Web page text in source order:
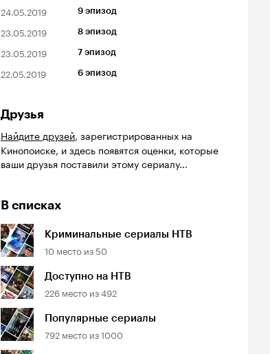
24.05.2019 9 эпизод
23.05.2019 8 эпизод
23.05.2019 7 эпизод
22.05.2019 6 эпизод
Друзья
Найдите друзей, зарегистрированных на
Кинопоиске, и здесь появятся оценки, которые
ваши друзья поставили этому сериалу...
В списках
Криминальные сериалы НТВ
10 место из 50
Доступно на НТВ
226 место из492
Популярные сериалы
792 место из1000